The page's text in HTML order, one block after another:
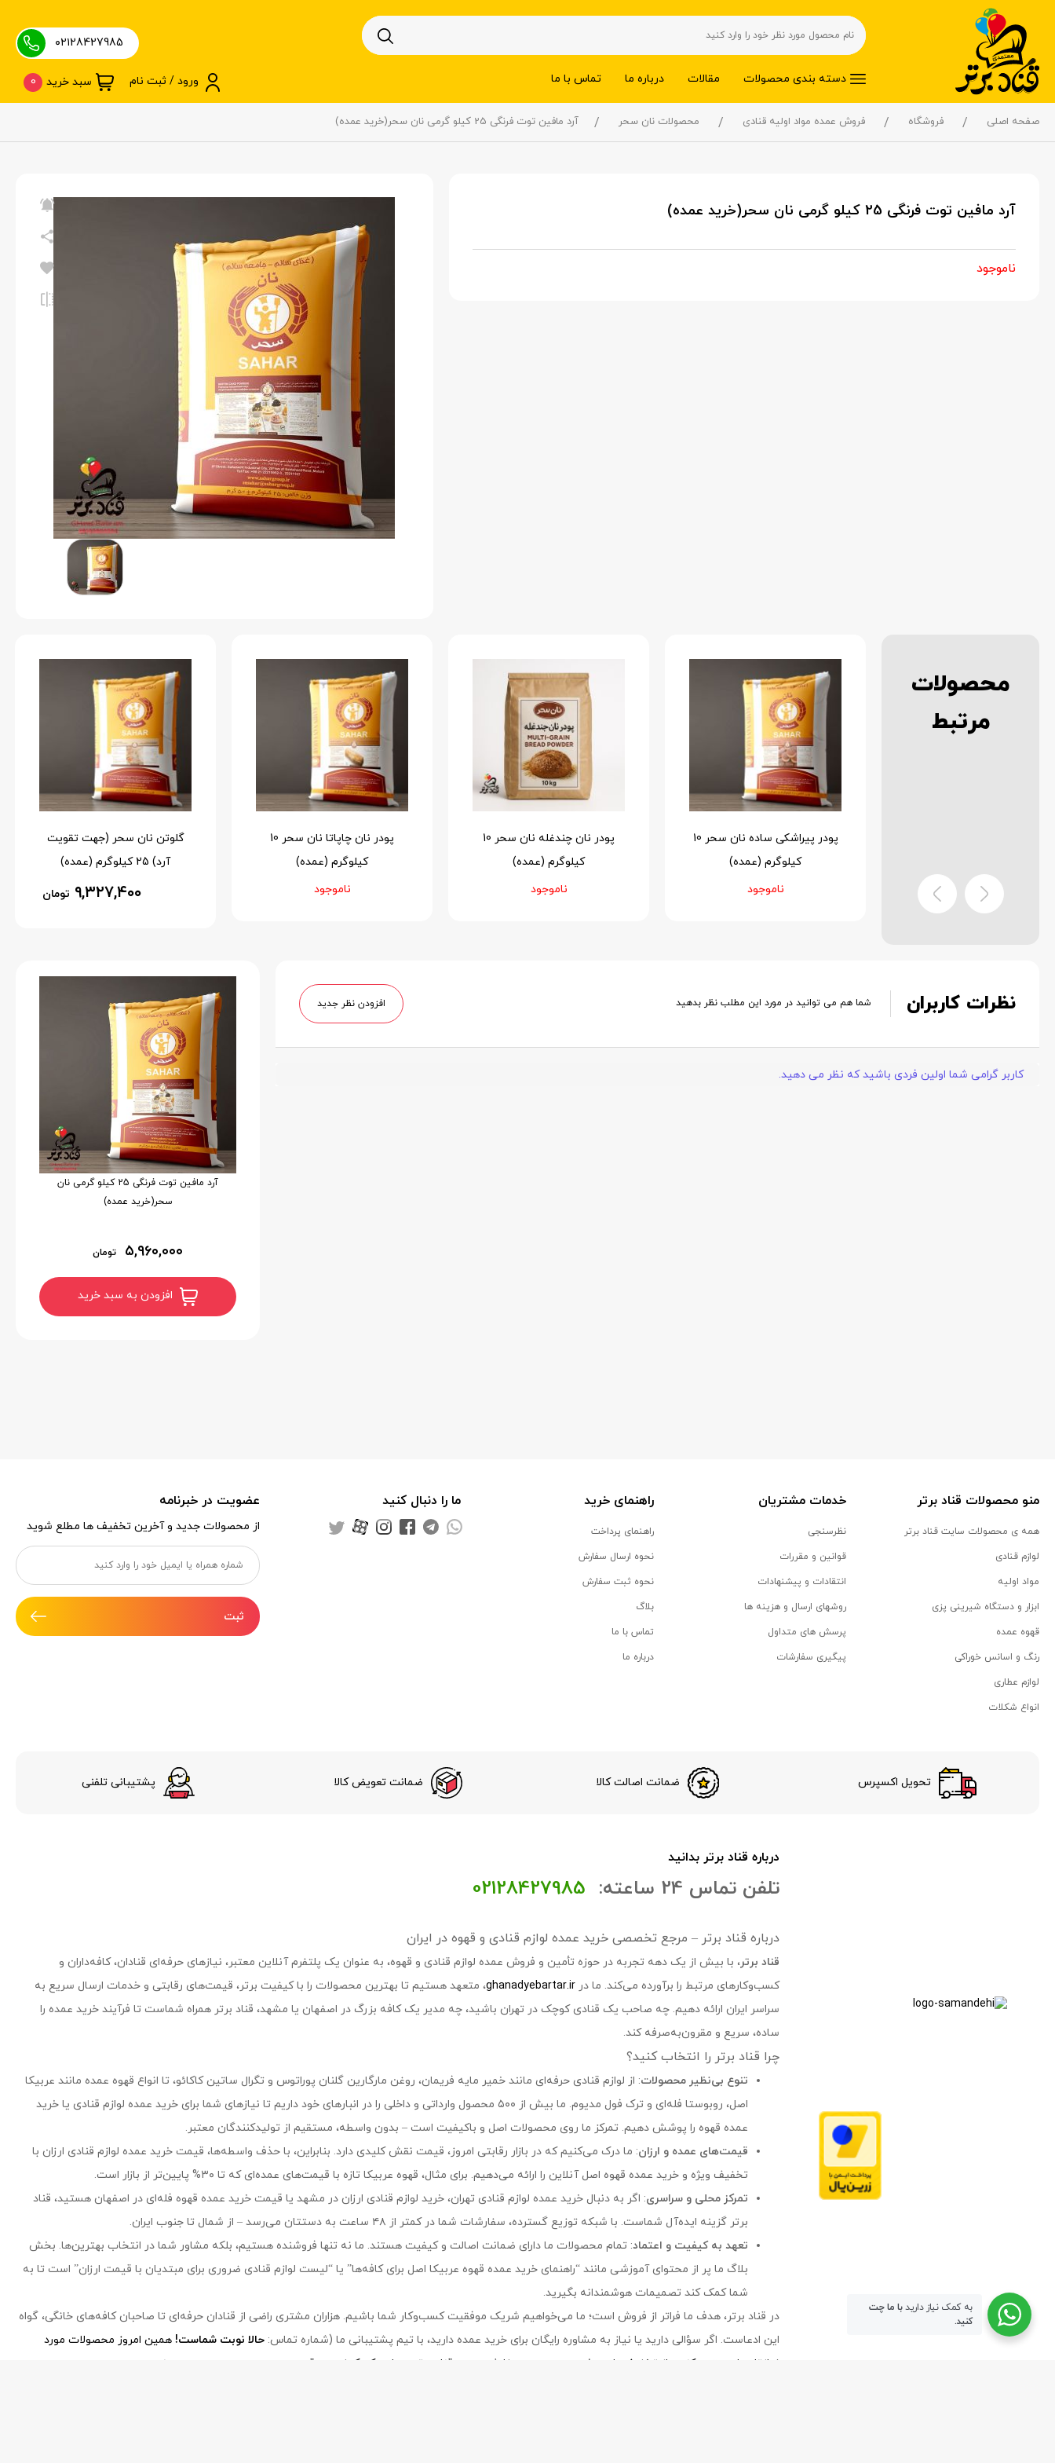
دسته بندی محصولات مقالات درباره ما تماس با ما
۰۲۱28427985
ورود / ثبت نام سبد خرید 0
صفحه اصلی فروشگاه فروش عمده مواد اولیه قنادی محصولات نان سحر آرد مافین توت فرنگی 25 کیلو گرمی نان سحر(خرید عمده)
آرد مافین توت فرنگی 25 کیلو گرمی نان سحر(خرید عمده)
ناموجود
محصولات
مرتبط
ناموجود
پودر پیراشکی ساده نان سحر 10
کیلوگرم (عمده)
ناموجود
پودر نان چندغله نان سحر 10
کیلوگرم (عمده)
ناموجود
پودر نان چاپاتا نان سحر 10
کیلوگرم (عمده)
ناموجود
گلوتن نان سحر (جهت تقویت
آرد) 25 کیلوگرم (عمده)
۹,۳۲۷,۴۰۰ تومان
نظرات کاربران شما هم می توانید در مورد این مطلب نظر بدهید افزودن نظر جدید
کاربر گرامی شما اولین فردی باشید که نظر می دهید.
آرد مافین توت فرنگی 25 کیلو گرمی نان
سحر(خرید عمده)
۵,۹۶۰,۰۰۰ تومان
افزودن به سبد خرید
منو محصولات قناد برتر
همه ی محصولات سایت قناد برتر
لوازم قنادی
مواد اولیه
ابزار و دستگاه شیرینی پزی
قهوه عمده
رنگ و اسانس خوراکی
لوازم عطاری
انواع شکلات
خدمات مشتریان
نظرسنجی
قوانین و مقررات
انتقادات و پیشنهادات
روشهای ارسال و هزینه ها
پرسش های متداول
پیگیری سفارشات
راهنمای خرید
راهنمای پرداخت
نحوه ارسال سفارش
نحوه ثبت سفارش
بلاگ
تماس با ما
درباره ما
ما را دنبال کنید عضویت در خبرنامه
از محصولات جدید و آخرین تخفیف ها مطلع شوید
ثبت
تحویل اکسپرس ضمانت اصالت کالا ضمانت تعویض کالا پشتیبانی تلفنی
درباره قناد برتر بدانید
تلفن تماس 24 ساعته: 02128427985
درباره قناد برتر – مرجع تخصصی خرید عمده لوازم قنادی و قهوه در ایران
قناد برتر، با بیش از یک دهه تجربه در حوزه تأمین و فروش عمده لوازم قنادی و قهوه، به عنوان یک پلتفرم آنلاین معتبر، نیازهای حرفه‌ای قنادان، کافه‌داران و
کسب‌وکارهای مرتبط را برآورده می‌کند. ما در ghanadyebartar.ir، متعهد هستیم تا بهترین محصولات را با کیفیت برتر، قیمت‌های رقابتی و خدمات ارسال سریع به
سراسر ایران ارائه دهیم. چه صاحب یک قنادی کوچک در تهران باشید، چه مدیر یک کافه بزرگ در اصفهان یا مشهد، قناد برتر همراه شماست تا فرآیند خرید عمده را
ساده، سریع و مقرون‌به‌صرفه کند.
چرا قناد برتر را انتخاب کنید؟
تنوع بی‌نظیر محصولات: از لوازم قنادی حرفه‌ای مانند خمیر مایه فریمان، روغن مارگارین گلنان پوراتوس و تگرال ساتین کاکائو، تا انواع قهوه عمده مانند عربیکا
اصل، روبوستا فله‌ای و ترک فول مدیوم. ما بیش از ۵۰۰ محصول وارداتی و داخلی را در انبارهای خود داریم تا نیازهای شما برای خرید عمده لوازم قنادی یا خرید
عمده قهوه را پوشش دهیم. تمرکز ما روی محصولات اصل و باکیفیت است – بدون واسطه، مستقیم از تولیدکنندگان معتبر.
قیمت‌های عمده و ارزان: ما درک می‌کنیم که در بازار رقابتی امروز، قیمت نقش کلیدی دارد. بنابراین، با حذف واسطه‌ها، قیمت خرید عمده لوازم قنادی ارزان با
تخفیف ویژه و خرید عمده قهوه اصل آنلاین را ارائه می‌دهیم. برای مثال، قهوه عربیکا تازه با قیمت‌های عمده‌ای که تا ۳۰% پایین‌تر از بازار است.
تمرکز محلی و سراسری: اگر به دنبال خرید عمده لوازم قنادی تهران، خرید لوازم قنادی ارزان در مشهد یا قیمت خرید عمده قهوه فله‌ای در اصفهان هستید، قناد
برتر گزینه ایده‌آل شماست. با شبکه توزیع گسترده، سفارشات شما در کمتر از ۴۸ ساعت به دستتان می‌رسد – از شمال تا جنوب ایران.
تعهد به کیفیت و اعتماد: تمام محصولات ما دارای ضمانت اصالت و کیفیت هستند. ما نه تنها فروشنده هستیم، بلکه مشاور شما در انتخاب بهترین‌ها. بخش
بلاگ ما پر از محتوای آموزشی مانند “راهنمای خرید عمده قهوه عربیکا اصل برای کافه‌ها” یا “لیست لوازم قنادی ضروری برای مبتدیان با قیمت ارزان” است تا به
شما کمک کند تصمیمات هوشمندانه بگیرید.
در قناد برتر، هدف ما فراتر از فروش است؛ ما می‌خواهیم شریک موفقیت کسب‌وکار شما باشیم. هزاران مشتری راضی از قنادان حرفه‌ای تا صاحبان کافه‌های خانگی، گواه
این ادعاست. اگر سؤالی دارید یا نیاز به مشاوره رایگان برای خرید عمده دارید، با تیم پشتیبانی ما (شماره تماس: حالا نوبت شماست! همین امروز محصولات مورد
نیازتان را جستجو کنید، از تخفیف‌های ویژه بهره ببرید و سفارش دهید. قناد برتر – جایی که کیفیت و قیمت دست در دست هم می‌دهند.
به کمک نیاز داریدبا ما چت
کنید.